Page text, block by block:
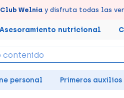
entregarápida y gratuitaen
Club Welniay disfruta todas las
de descuentocreando tu cuenta
tu Farmacia de Confianza,
Asesoramiento nutricional
personal Primeros auxilios